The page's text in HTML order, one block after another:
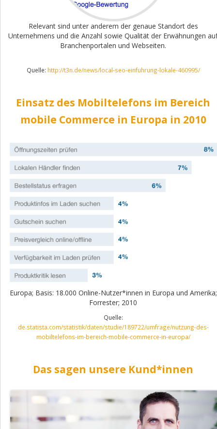
Relevant sind unter anderem der genaue Standort des
Unternehmens und die Anzahl sowie Qualität der Erwähnungen
Branchenportalen und Webseiten.
Quelle: http://t3n.de/news/local-seo-einfuhrung-lokale-460995/
Einsatz des Mobiltelefons im Bereich
mobile Commerce in Europa in 2010
Europa; Basis: 18.000 Online-Nutzer*innen in Europa und Amerika;
Forrester; 2010
Quelle:
de.statista.com/statistik/daten/studie/189722/umfrage/nutzung-des-
mobiltelefons-im-bereich-mobile-commerce-in-europa/
Das sagen unsere Kund*innen